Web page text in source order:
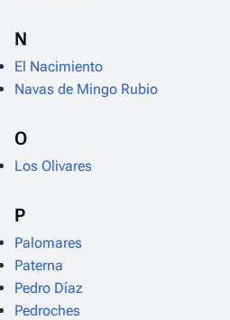
N
El Nacimiento
Navas de Mingo Rubio
O
Los Olivares
P
Palomares
Paterna
Pedro Díaz
Pedroches